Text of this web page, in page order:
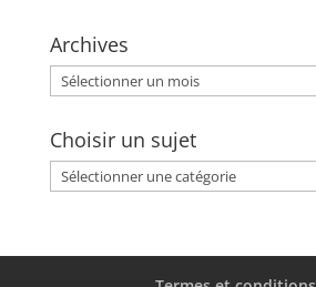
Archives
Archives
Choisir un sujet
Choisir
un